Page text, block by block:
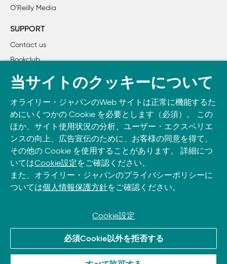
        2.2.2　AppleScriptの使用
        2.3.1　シェルプロンプト
        2.3.2　コマンドの入力
        2.3.3　コマンドの再利用
        2.3.4　ファイル名やディレクトリ名の補完機能
        2.3.5　コマンド行で一度に複数のコマンドを実行
        2.3.6　コマンドの修正
        2.3.7　作業の終了
        2.3.8　問題判別確認表
    2.4　シェル環境の変更
        2.4.1　シェルの選択
        2.4.2　コマンドプロンプトの変更
    2.5　更なる設定変更
        2.5.2　エイリアス（ alias）の作成
    2.6　応答しないターミナル
3章　ファイルシステム探訪
O’Reilly Media
SUPPORT
Contact us
Bookclub
書籍注文
Take O’Reilly with you and learn anywhere, anytime on your
phone
and tablet.
© 2026, O’Reilly Japan, Inc. oreilly.co.jpに掲載されているすべて
のトレードマークおよび登録商標は、それぞれの所有者に帰属し
当サイトのクッキーについて
オライリー・ジャパンのWeb サイトは正常に機能するた
めにいくつかの Cookie を必要とします（必須）。 この
ほか、サイト使用状況の分析、ユーザー・エクスペリエ
ンスの向上、広告宣伝のために、お客様の同意を得て、
その他の Cookie を使用することがあります。 詳細につ
いてはCookie設定をご確認ください。
また、オライリー・ジャパンのプライバシーポリシーに
ついては個人情報保護方針をご確認ください。
Cookie設定
必須Cookie以外を拒否する